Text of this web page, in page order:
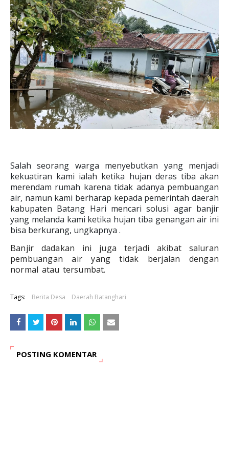
Salah seorang warga menyebutkan yang menjadi
kekuatiran kami ialah ketika hujan deras tiba akan
merendam rumah karena tidak adanya pembuangan
air, namun kami berharap kepada pemerintah daerah
kabupaten Batang Hari mencari solusi agar banjir
yang melanda kami ketika hujan tiba genangan air ini
bisa berkurang, ungkapnya .
Banjir dadakan ini juga terjadi akibat saluran
pembuangan air yang tidak berjalan dengan
normal atau tersumbat.
Tags: Berita Desa Daerah Batanghari
POSTING KOMENTAR